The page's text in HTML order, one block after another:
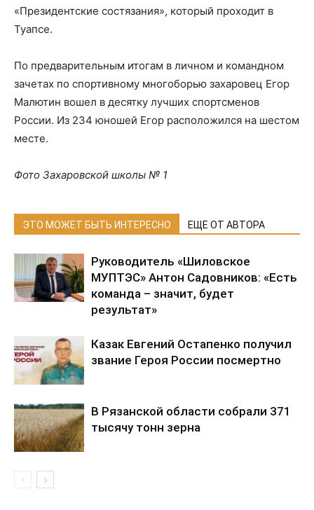
«Президентские состязания», который проходит в
Туапсе.
По предварительным итогам в личном и командном
зачетах по спортивному многоборью захаровец Егор
Малютин вошел в десятку лучших спортсменов
России. Из 234 юношей Егор расположился на шестом
месте.
Фото Захаровской школы № 1
ЭТО МОЖЕТ БЫТЬ ИНТЕРЕСНО ЕЩЕ ОТ АВТОРА
Руководитель «Шиловское
МУПТЭС» Антон Садовников: «Есть
команда – значит, будет
результат»
Казак Евгений Остапенко получил
звание Героя России посмертно
В Рязанской области собрали 371
тысячу тонн зерна